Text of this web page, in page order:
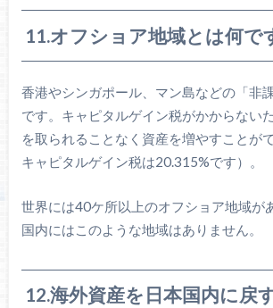
11.オフショア地域とは何で
香港やシンガポール、マン島などの「非
です。キャピタルゲイン税がかからない
を取られることなく資産を増やすことが
キャピタルゲイン税は20.315%です）。
世界には40ケ所以上のオフショア地域が
国内にはこのような地域はありません。
12.海外資産を日本国内に戻